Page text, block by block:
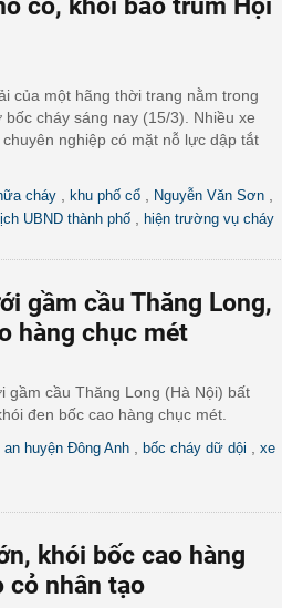
cổ, khói bao trùm Hội
của một hãng thời trang nằm trong
cháy sáng nay (15/3). Nhiều xe
nghiệp có mặt nỗ lực dập tắt
cháy khu phố cổ Nguyễn Văn Sơn
UBND thành phố hiện trường vụ cháy
gầm cầu Thăng Long,
hàng chục mét
gầm cầu Thăng Long (Hà Nội) bất
đen bốc cao hàng chục mét.
an huyện Đông Anh bốc cháy dữ dội
xe
khói bốc cao hàng
cỏ nhân tạo